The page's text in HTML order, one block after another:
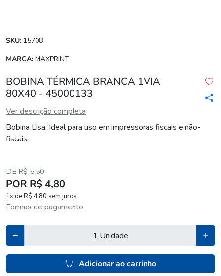
SKU: 15708
MARCA: MAXPRINT
BOBINA TÉRMICA BRANCA 1VIA
80X40 - 45000133
Ver descrição completa
Bobina Lisa; Ideal para uso em impressoras fiscais e não-
fiscais.
DE R$ 5,50
POR R$ 4,80
1x de R$ 4,80 sem juros
Formas de pagamento
Adicionar ao carrinho